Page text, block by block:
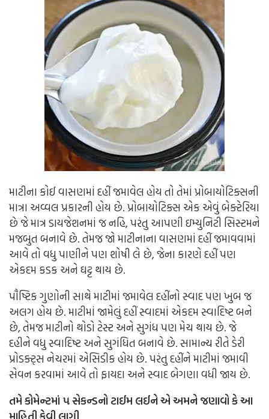
માટીના કોઈ વાસણમાં દહીં જમાવેલ હોય તો તેમાં પ્રોબાયોટિક્સની
માત્રા અવ્વલ પ્રકારની હોય છે. પ્રોબાયોટિક્સ એક એવું બેક્ટેરિયા
છે જે માત્ર ડાયજેશનમાં જ નહિ, પરંતુ આપણી ઇમ્યુનિટી સિસ્ટમને
મજબુત બનાવે છે. તેમજ જો માટીનાના વાસણમાં દહીં જમાવવામાં
આવે તો વધુ પાણીને પણ શોષી લે છે, જેના કારણે દહીં પણ
એકદમ કડક અને ઘટ્ટ થાય છે.
પૌષ્ટિક ગુણોની સાથે માટીમાં જમાવેલ દહીંનો સ્વાદ પણ ખુબ જ
અલગ હોય છે. માટીમાં જામેલું દહીં સ્વાદમાં એકદમ સ્વાદિષ્ટ બને
છે, તેમજ માટીનો થોડો ટેસ્ટ અને સુગંધ પણ મેચ થાય છે. જે
દહીને વધુ સ્વાદિષ્ટ અને સુગંધિત બનાવે છે. સામાન્ય રીતે ડેરી
પ્રોડક્ટ્સ નેચરમાં એસિડીક હોય છે. પરંતુ દહીંને માટીમાં જમાવી
સેવન કરવામાં આવે તો ફાયદા અને સ્વાદ બેગણા વધી જાય છે.
તમે કોમેન્ટમાં ૫ સેકન્ડનો ટાઈમ લઈને એ અમને જણાવો કે આ